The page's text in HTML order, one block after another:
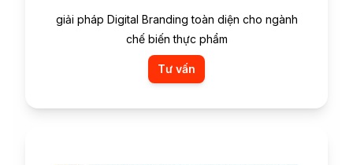
giải pháp Digital Branding toàn diện cho ngành
chế biến thực phẩm
Tư vấn